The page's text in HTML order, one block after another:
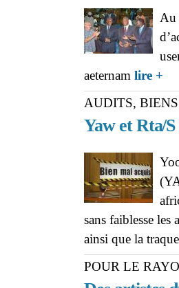
Au
aeternam lire +
AUDITS,
Yaw et Rta/
sans faiblesse
ainsi que la
POUR LE